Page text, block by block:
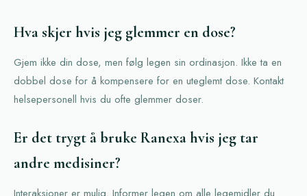
Hva skjer hvis jeg glemmer en dose?
Gjem ikke din dose, men følg legen sin ordinasjon. Ikke ta en
dobbel dose for å kompensere for en uteglemt dose. Kontakt
helsepersonell hvis du ofte glemmer doser.
Er det trygt å bruke Ranexa hvis jeg tar
andre medisiner?
Interaksjoner er mulig. Informer legen om alle legemidler du